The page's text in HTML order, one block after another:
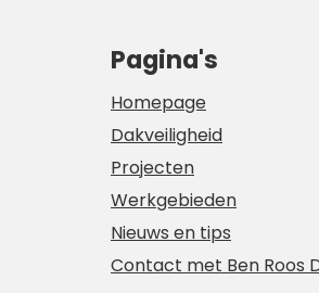
Pagina's
Homepage
Dakveiligheid
Projecten
Werkgebieden
Nieuws en tips
Contact met Ben Roos